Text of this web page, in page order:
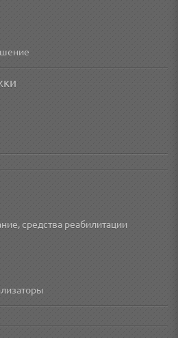
средства реабилитации